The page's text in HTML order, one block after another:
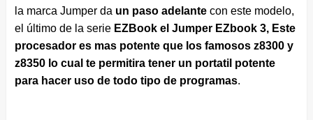
la marca Jumper da un paso adelantecon este modelo,
el último de la serie EZBook el Jumper EZbook 3, Este
procesador es mas potente que los famosos z8300 y
z8350 lo cual te permitira tener un portatil potente
para hacer uso de todo tipo de programas.